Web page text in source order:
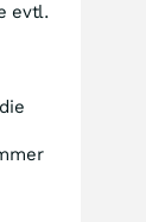
evtl.